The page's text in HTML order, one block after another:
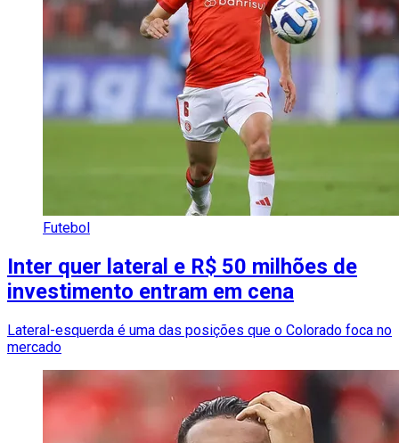
Futebol
Inter quer lateral e R$ 50 milhões de
investimento entram em cena
Lateral-esquerda é uma das posições que o Colorado foca no
mercado